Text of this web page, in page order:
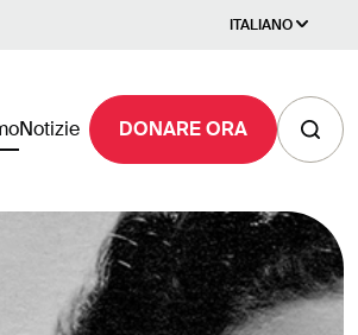
ITALIANO
Notizie DONARE ORA